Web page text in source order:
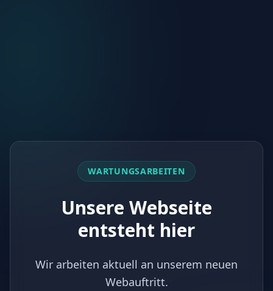
WARTUNGSARBEITEN
Unsere Webseite
entsteht hier
Wir arbeiten aktuell an unserem neuen
Webauftritt.